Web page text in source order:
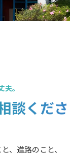
。
談くだ
、進路のこと、